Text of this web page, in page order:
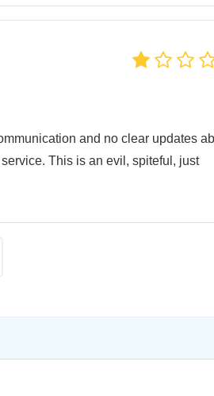
and no clear updates
This is an evil, spiteful, just